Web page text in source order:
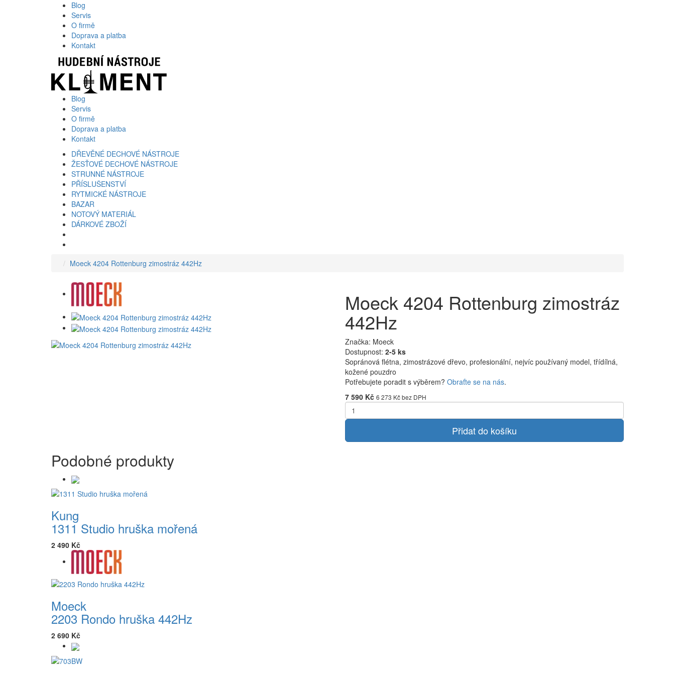
Blog
Servis
O firmě
Doprava a platba
Kontakt
Blog
Servis
O firmě
Doprava a platba
Kontakt
DŘEVĚNÉ DECHOVÉ NÁSTROJE
ŽESŤOVÉ DECHOVÉ NÁSTROJE
STRUNNÉ NÁSTROJE
PŘÍSLUŠENSTVÍ
RYTMICKÉ NÁSTROJE
BAZAR
NOTOVÝ MATERIÁL
DÁRKOVÉ ZBOŽÍ
Moeck 4204 Rottenburg zimostráz 442Hz
Moeck 4204 Rottenburg zimostráz
442Hz
Značka: Moeck
Dostupnost: 2-5 ks
Sopránová flétna, zimostrázové dřevo, profesionální, nejvíc používaný model, třídílná,
kožené pouzdro
Potřebujete poradit s výběrem? Obraťte se na nás.
7 590 Kč 6 273 Kčbez DPH
Přidat do košíku
Podobné produkty
Kung
1311 Studio hruška mořená
2 490 Kč
Moeck
2203 Rondo hruška 442Hz
2 690 Kč